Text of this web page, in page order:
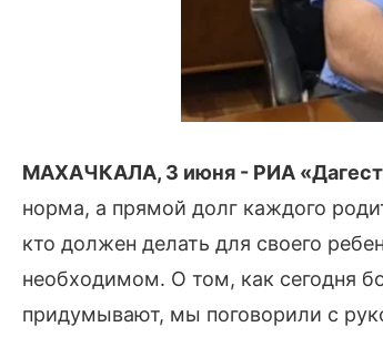
МАХАЧКАЛА, 3 июня - РИА
норма, а прямой долг каждого
кто должен делать для своего
необходимом. О том, как сегодня
придумывают, мы поговорили с